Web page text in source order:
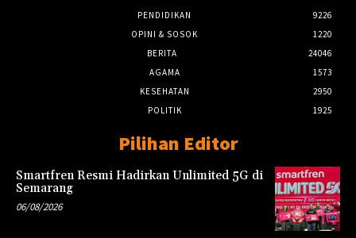
PENDIDIKAN
9226
OPINI & SOSOK
1220
BERITA
24046
AGAMA
1573
KESEHATAN
2950
POLITIK
1925
Pilihan Editor
Smartfren Resmi Hadirkan Unlimited 5G di
Semarang
06/08/2026